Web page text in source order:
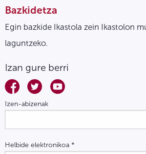
Bazkidetza
Egin bazkide Ikastola zein Ikastolon
laguntzeko.
Izan gure berri
Izen-abizenak
Helbide elektronikoa *